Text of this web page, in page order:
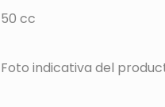
50 cc
Foto indicativa del